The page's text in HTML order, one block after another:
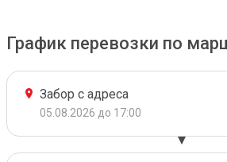
График перевозки по
Забор с адреса
05.08.2026 до 17:00